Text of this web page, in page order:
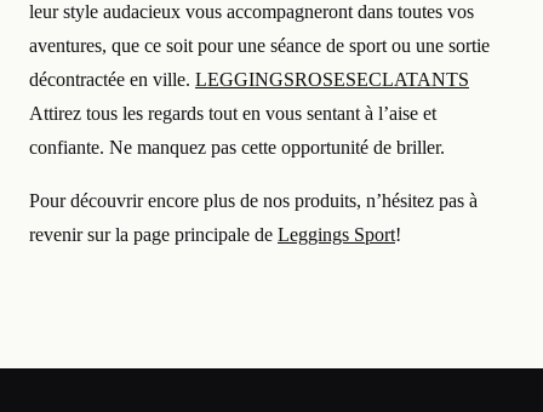
leur style audacieux vous accompagneront dans toutes vos
aventures, que ce soit pour une séance de sport ou une sortie
décontractée en ville. LEGGINGSROSESECLATANTS
Attirez tous les regards tout en vous sentant à l’aise et
confiante. Ne manquez pas cette opportunité de briller.
Pour découvrir encore plus de nos produits, n’hésitez pas à
revenir sur la page principale de Leggings Sport!